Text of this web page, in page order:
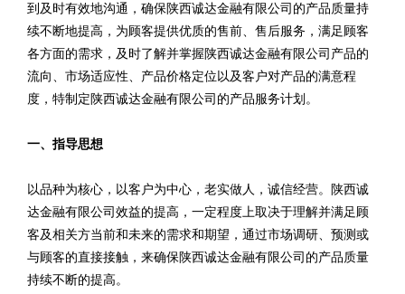
到及时有效地沟通，确保陕西诚达金融有限公司的产品质量持
续不断地提高，为顾客提供优质的售前、售后服务，满足顾客
各方面的需求，及时了解并掌握陕西诚达金融有限公司产品的
流向、市场适应性、产品价格定位以及客户对产品的满意程
度，特制定陕西诚达金融有限公司的产品服务计划。
一、指导思想
以品种为核心，以客户为中心，老实做人，诚信经营。陕西诚
达金融有限公司效益的提高，一定程度上取决于理解并满足顾
客及相关方当前和未来的需求和期望，通过市场调研、预测或
与顾客的直接接触，来确保陕西诚达金融有限公司的产品质量
持续不断的提高。